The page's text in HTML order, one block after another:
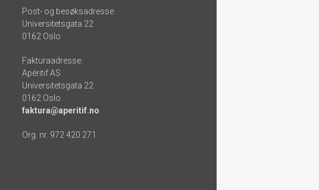
Post- og besøksadresse:
Universitetsgata 22
0162 Oslo
Fakturaadresse:
Apéritif AS
Universitetsgata 22
0162 Oslo
faktura@aperitif.no
Org. nr. 972 420 271